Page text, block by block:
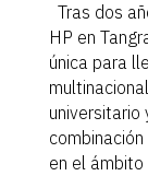
Tras dos
HP en
única para
universitario
en el